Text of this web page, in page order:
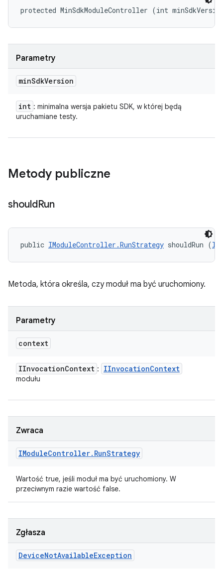
protected MinSdkModuleController (int
Parametry
minSdkVersion
int : minimalna wersja pakietu SDK, w której będą
uruchamiane testy.
Metody publiczne
shouldRun
public IModuleController.RunStrategy shouldRun (
Metoda, która określa, czy moduł ma być uruchomiony.
Parametry
context
IInvocationContext : IInvocationContext
modułu
Zwraca
IModuleController. RunStrategy
Wartość true, jeśli moduł ma być uruchomiony. W
przeciwnym razie wartość false.
Zgłasza
DeviceNotAvailableException